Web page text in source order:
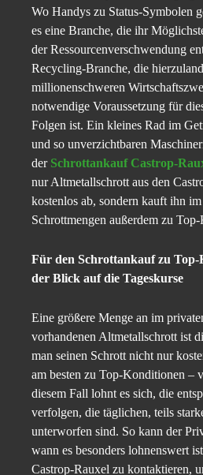
Wo Handys zu Status-Symbolen
es eine Branche, die ihr
der Ressourcenverschwendung
Recycling-Branche, die
millionenschweren
notwendige Voraussetzung für
Folgen ist. Ein kleines Rad im
und so unverzichtbaren
der Schrottankauf Castrop-
nur Altmetallschrott aus den
kostenlos ab, sondern kauft ihn
Schrottmengen außerdem zu
Für den Schrottankauf zu
der Blick auf die Tageskurse
Eine größere Menge an im
vorhandenen Altmetallschrott ist
man seinen Schrott nicht nur
am besten zu Top-Konditionen –
diesem Fall lohnt es sich, die
verfolgen, die täglichen, teils
unterworfen sind. So kann der
wann es besonders lohnenswert
Castrop-Rauxel zu kontaktieren,